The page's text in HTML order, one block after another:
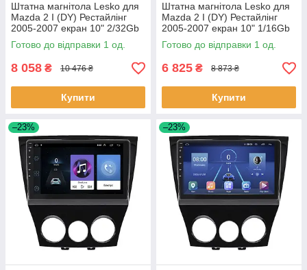
Штатна магнітола Lesko для
Mazda 2 I (DY) Рестайлінг
2005-2007 екран 10" 2/32Gb
Wi-Fi GPS Base 1 шт.
Готово до відправки 1 од.
8 058 ₴ 10 476 ₴
Купити
Штатна магнітола Lesko для
Mazda 2 I (DY) Рестайлінг
2005-2007 екран 10" 1/16Gb
Wi-Fi GPS Base 1 шт.
Готово до відправки 1 од.
6 825 ₴ 8 873 ₴
Купити
–23% –23%